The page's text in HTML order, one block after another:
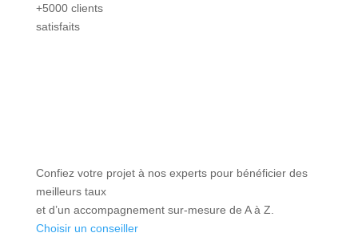
+5000 clients
satisfaits
Confiez votre projet à nos experts pour bénéficier des
meilleurs taux
et d’un accompagnement sur-mesure de A à Z.
Choisir un conseiller